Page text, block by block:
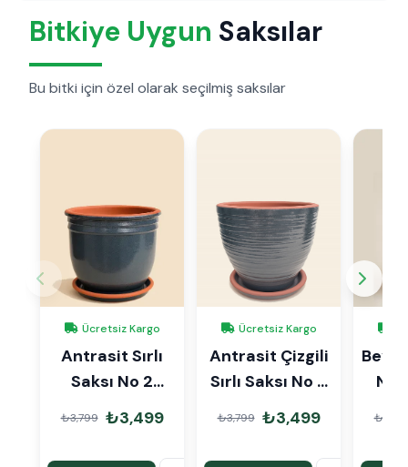
Bitkiye Uygun Saksılar
Bu bitki için özel olarak seçilmiş saksılar
Ücretsiz Kargo
Antrasit Sırlı
Saksı No 2
Ø20cm
₺3,799 ₺3,499
Ücretsiz Kargo
Antrasit Çizgili
Sırlı Saksı No 2
Ø20cm
₺3,799 ₺3,499
No